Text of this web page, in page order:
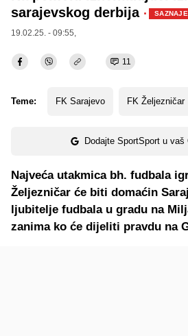
sarajevskog derbija ·
19.02.25. - 09:55,
11
Teme: FK Sarajevo FK Željezničar
Dodajte SportSport u vaš
Najveća utakmica bh. fudbala
Željezničar će biti domaćin
ljubitelje fudbala u gradu na
zanima ko će dijeliti pravdu na